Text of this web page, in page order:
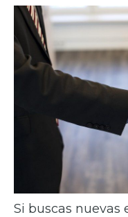
Si buscas nuevas